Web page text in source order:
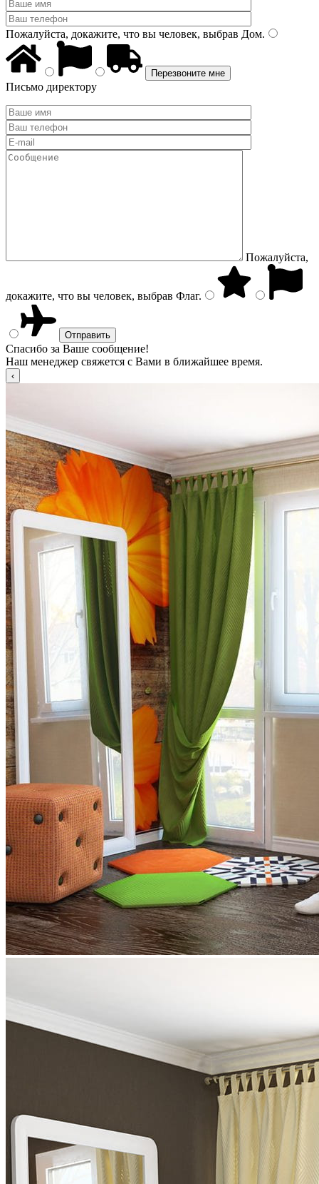
Пожалуйста, докажите, что вы человек, выбрав Дом.
Письмо директору
Пожалуйста,
докажите, что вы человек, выбрав Флаг.
Спасибо за Ваше сообщение!
Наш менеджер свяжется с Вами в ближайшее время.